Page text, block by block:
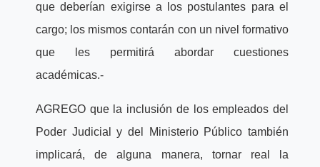
que deberían exigirse a los postulantes para el
cargo; los mismos contarán con un nivel formativo
que les permitirá abordar cuestiones
académicas.-
AGREGO que la inclusión de los empleados del
Poder Judicial y del Ministerio Público también
implicará, de alguna manera, tornar real la